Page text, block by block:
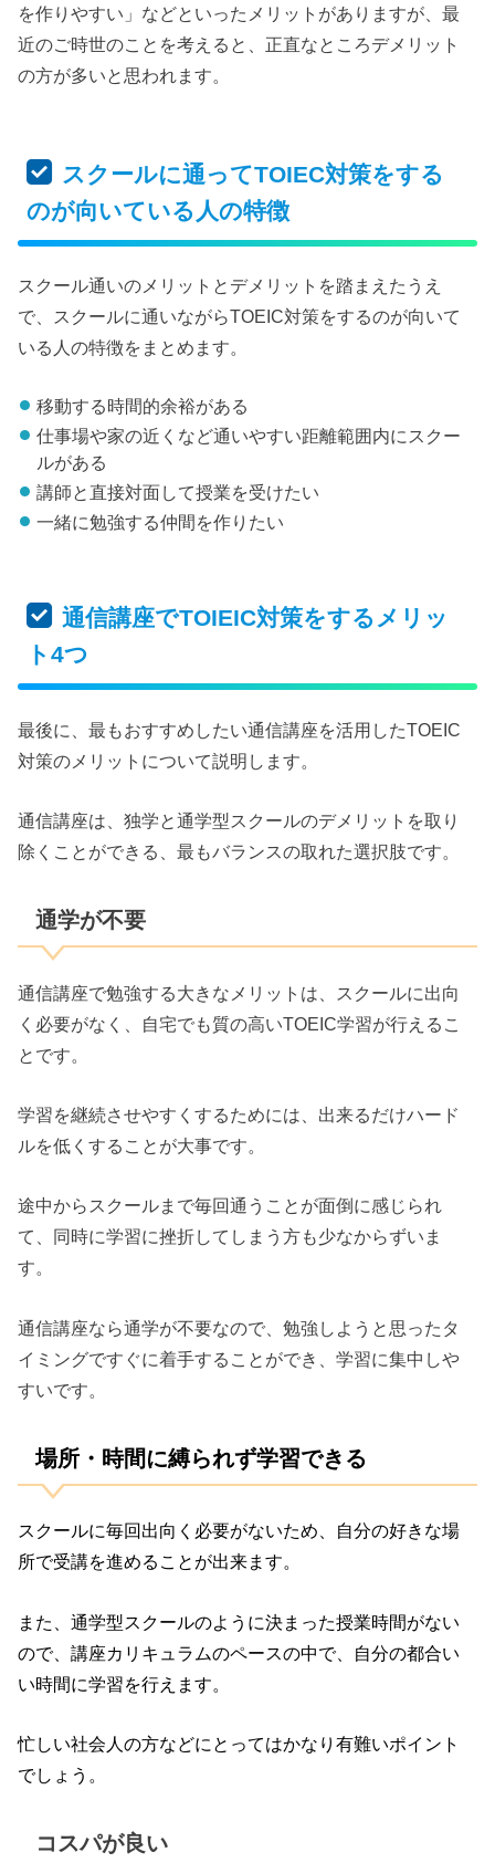
を作りやすい」などといったメリットがありますが、最
近のご時世のことを考えると、正直なところデメリット
の方が多いと思われます。
スクールに通ってTOIEC対策をする
のが向いている人の特徴
スクール通いのメリットとデメリットを踏まえたうえ
で、スクールに通いながらTOEIC対策をするのが向いて
いる人の特徴をまとめます。
移動する時間的余裕がある
仕事場や家の近くなど通いやすい距離範囲内にスクー
ルがある
講師と直接対面して授業を受けたい
一緒に勉強する仲間を作りたい
通信講座でTOIEIC対策をするメリッ
ト4つ
最後に、最もおすすめしたい通信講座を活用したTOEIC
対策のメリットについて説明します。
通信講座は、独学と通学型スクールのデメリットを取り
除くことができる、最もバランスの取れた選択肢です。
通学が不要
通信講座で勉強する大きなメリットは、スクールに出向
く必要がなく、自宅でも質の高いTOEIC学習が行えるこ
とです。
学習を継続させやすくするためには、出来るだけハード
ルを低くすることが大事です。
途中からスクールまで毎回通うことが面倒に感じられ
て、同時に学習に挫折してしまう方も少なからずいま
す。
通信講座なら通学が不要なので、勉強しようと思ったタ
イミングですぐに着手することができ、学習に集中しや
すいです。
場所・時間に縛られず学習できる
スクールに毎回出向く必要がないため、自分の好きな場
所で受講を進めることが出来ます。
また、通学型スクールのように決まった授業時間がない
ので、講座カリキュラムのペースの中で、自分の都合い
い時間に学習を行えます。
忙しい社会人の方などにとってはかなり有難いポイント
でしょう。
コスパが良い